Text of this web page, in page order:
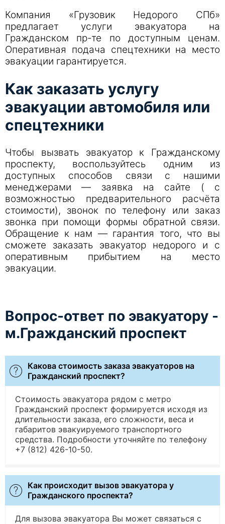
Компания «Грузовик Недорого СПб»
предлагает услуги эвакуатора на
Гражданском пр-те по доступным ценам.
Оперативная подача спецтехники на место
эвакуации гарантируется.
Как заказать услугу
эвакуации автомобиля или
спецтехники
Чтобы вызвать эвакуатор к Гражданскому
проспекту, воспользуйтесь одним из
доступных способов связи с нашими
менеджерами — заявка на сайте ( с
возможностью предварительного расчёта
стоимости), звонок по телефону или заказ
звонка при помощи формы обратной связи.
Обращение к нам — гарантия того, что вы
сможете заказать эвакуатор недорого и с
оперативным прибытием на место
эвакуации.
Вопрос-ответ по эвакуатору -
м.Гражданский проспект
Какова стоимость заказа эвакуаторов на
Гражданский проспект?
Стоимость эвакуатора рядом с метро
Гражданский проспект формируется исходя из
длительности заказа, его сложности, веса и
габаритов эвакуируемого транспортного
средства. Подробности уточняйте по телефону
+7 (812) 426-10-50.
Как происходит вызов эвакуатора у
Гражданского проспекта?
Для вызова эвакуатора Вы может связаться с